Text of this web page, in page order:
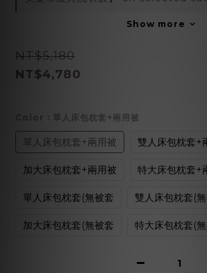
Show more
NT$5,180
NT$4,780
: 單人床包枕套+兩用被
單人床包枕套+兩用被 雙人床包枕套+
加大床包枕套+兩用被 特大床包枕套+
單人床包枕套(無被套 雙人床包枕套(
加大床包枕套(無被套 特大床包枕套(